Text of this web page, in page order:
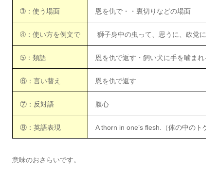
➂：使う場面 恩を仇で・・裏切りなどの場面
➃：使い方を例文で 獅子身中の虫って、思うに、政党に属
➄：類語 恩を仇で返す・飼い犬に手を噛まれる
⑥：言い替え 恩を仇で返す
⑦：反対語 腹心
⑧：英語表現 A thorn in one’s flesh.（体の中のトゲ）
意味のおさらいです。